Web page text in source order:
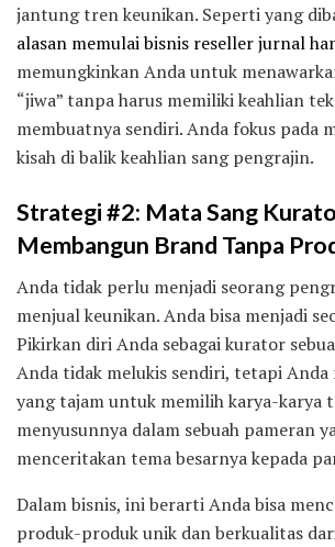
jantung tren keunikan. Seperti yang
alasan memulai bisnis reseller jurnal
memungkinkan Anda untuk
“jiwa” tanpa harus memiliki keahlian
membuatnya sendiri. Anda fokus pada
kisah di balik keahlian sang pengrajin.
Strategi #2: Mata Sang
Membangun Brand Tanpa
Anda tidak perlu menjadi seorang
menjual keunikan. Anda bisa menjadi
Pikirkan diri Anda sebagai kurator
Anda tidak melukis sendiri, tetapi
yang tajam untuk memilih karya-karya
menyusunnya dalam sebuah pameran
menceritakan tema besarnya kepada
Dalam bisnis, ini berarti Anda bisa
produk-produk unik dan berkualitas